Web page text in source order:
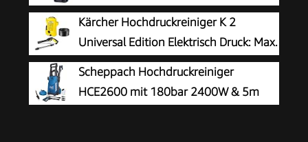
Zubehör | 135bar Maximaldruck |
1600W Leistung | 420 L/h Durchflussmenge |
Aluminiumpumpe, Selbstansaugfunktion &
Quick-Connect-System
Kärcher Hochdruckreiniger K 2
Universal Edition Elektrisch Druck: Max.
110 bar Fördermenge: 360 l/h
Flächenleistung: 20 m²/h Wasserfilter Gewicht:
38 kg Hochdruckschlauch und -Pistole
Scheppach Hochdruckreiniger
HCE2600 mit 180bar 2400W & 5m